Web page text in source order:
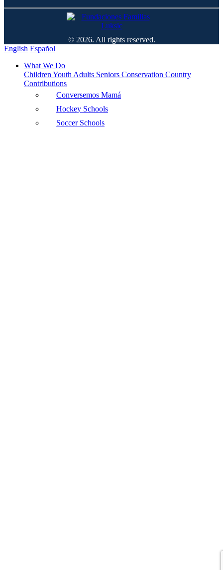
© 2026. All rights reserved.
English Español
What We Do
Children Youth Adults Seniors Conservation Country
Contributions
Conversemos Mamá
Hockey Schools
Soccer Schools